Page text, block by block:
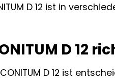
D 12 ist in
D 12
D 12 ist